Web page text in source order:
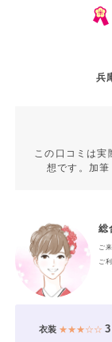
兵
この口コミは実
想です。加筆
総
ご
ご
衣装★★★☆☆ 3